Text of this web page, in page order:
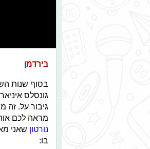
בירדמן
בסוף שנות
גונסלס
גיבור על. זה
מראה לכם
נורטון שאני
בו: